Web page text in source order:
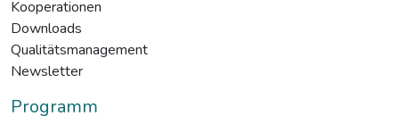
Kooperationen
Downloads
Qualitätsmanagement
Newsletter
Programm